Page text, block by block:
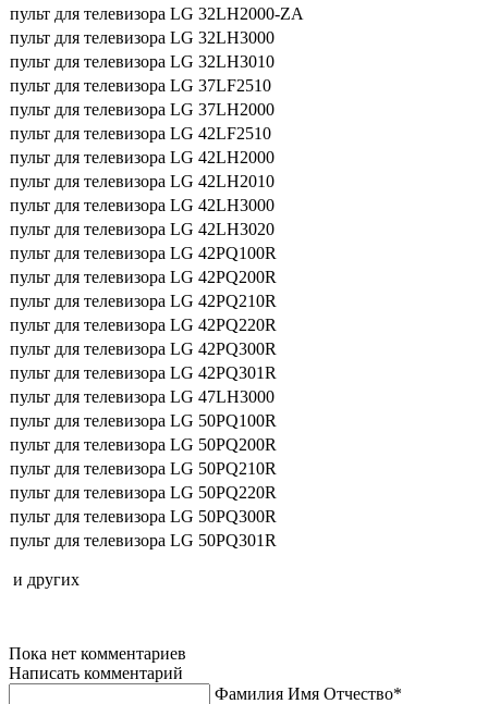
пульт для телевизора LG 32LH2000-ZA
пульт для телевизора LG 32LH3000
пульт для телевизора LG 32LH3010
пульт для телевизора LG 37LF2510
пульт для телевизора LG 37LH2000
пульт для телевизора LG 42LF2510
пульт для телевизора LG 42LH2000
пульт для телевизора LG 42LH2010
пульт для телевизора LG 42LH3000
пульт для телевизора LG 42LH3020
пульт для телевизора LG 42PQ100R
пульт для телевизора LG 42PQ200R
пульт для телевизора LG 42PQ210R
пульт для телевизора LG 42PQ220R
пульт для телевизора LG 42PQ300R
пульт для телевизора LG 42PQ301R
пульт для телевизора LG 47LH3000
пульт для телевизора LG 50PQ100R
пульт для телевизора LG 50PQ200R
пульт для телевизора LG 50PQ210R
пульт для телевизора LG 50PQ220R
пульт для телевизора LG 50PQ300R
пульт для телевизора LG 50PQ301R
и других
Пока нет комментариев
Написать комментарий
Фамилия Имя Отчество*